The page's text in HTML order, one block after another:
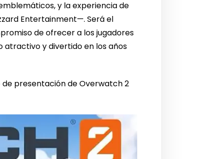
y la experiencia de
Entertainment—. Será el
de ofrecer a los jugadores
atractivo y divertido en los años
presentación de Overwatch 2